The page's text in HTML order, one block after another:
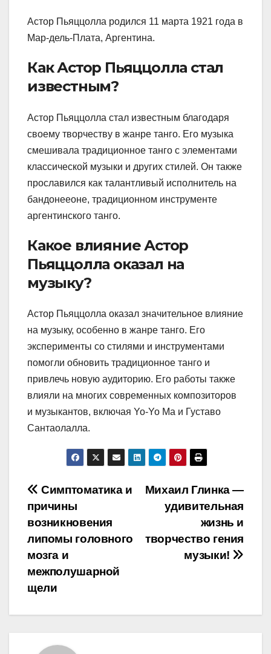
Астор Пьяццолла родился 11 марта 1921 года в
Мар-дель-Плата, Аргентина.
Как Астор Пьяццолла стал
известным?
Астор Пьяццолла стал известным благодаря
своему творчеству в жанре танго. Его музыка
смешивала традиционное танго с элементами
классической музыки и других стилей. Он также
прославился как талантливый исполнитель на
бандонееоне, традиционном инструменте
аргентинского танго.
Какое влияние Астор
Пьяццолла оказал на
музыку?
Астор Пьяццолла оказал значительное влияние
на музыку, особенно в жанре танго. Его
эксперименты со стилями и инструментами
помогли обновить традиционное танго и
привлечь новую аудиторию. Его работы также
влияли на многих современных композиторов
и музыкантов, включая Yo-Yo Ma и Густаво
Сантаолалла.
Навигация
по
записям
Михаил Глинка —
удивительная
жизнь и
творчество гения
музыки!
Симптоматика и
причины
возникновения
липомы головного
мозга и
межполушарной
щели